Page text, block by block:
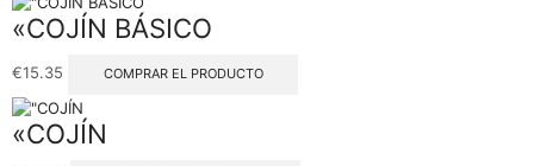
«COJÍN BÁSICO
€15.35 COMPRAR EL PRODUCTO
«COJÍN